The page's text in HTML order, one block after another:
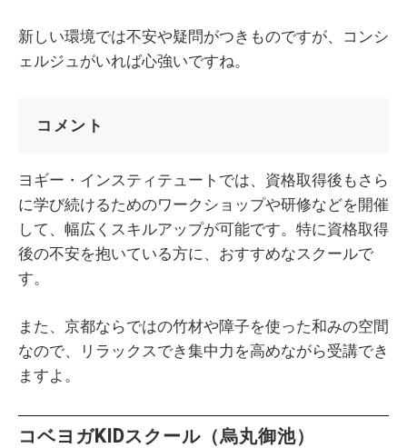
新しい環境では不安や疑問がつきものですが、コンシ
ェルジュがいれば心強いですね。
コメント
ヨギー・インスティテュートでは、資格取得後もさら
に学び続けるためのワークショップや研修などを開催
して、幅広くスキルアップが可能です。特に資格取得
後の不安を抱いている方に、おすすめなスクールで
す。
また、京都ならではの竹材や障子を使った和みの空間
なので、リラックスでき集中力を高めながら受講でき
ますよ。
コベヨガKIDスクール（烏丸御池）